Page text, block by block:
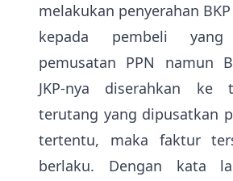
melakukan penyerahan
kepada pembeli yang
pemusatan PPN namun
JKP-nya diserahkan ke
terutang yang dipusatkan
tertentu, maka faktur
berlaku. Dengan kata